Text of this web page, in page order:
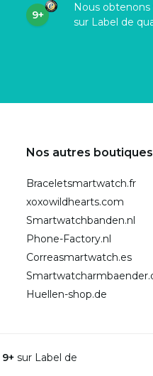
9+
Nous obtenons
sur Label de
Nos autres boutiques
Braceletsmartwatch.fr
xoxowildhearts.com
Smartwatchbanden.nl
Phone-Factory.nl
Correasmartwatch.es
Huellen-shop.de
9+sur Label de